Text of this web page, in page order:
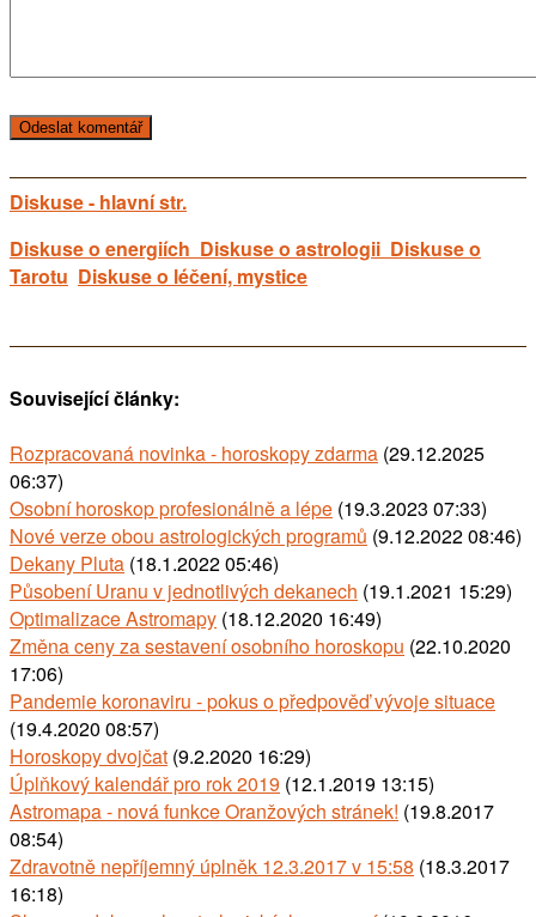
Diskuse - hlavní str.
Diskuse o energiích Diskuse o astrologii Diskuse o
Tarotu Diskuse o léčení, mystice
Související články:
Rozpracovaná novinka - horoskopy zdarma (29.12.2025
06:37)
Osobní horoskop profesionálně a lépe (19.3.2023 07:33)
Nové verze obou astrologických programů (9.12.2022 08:46)
Dekany Pluta (18.1.2022 05:46)
Působení Uranu v jednotlivých dekanech (19.1.2021 15:29)
Optimalizace Astromapy (18.12.2020 16:49)
Změna ceny za sestavení osobního horoskopu (22.10.2020
17:06)
Pandemie koronaviru - pokus o předpověď vývoje situace
(19.4.2020 08:57)
Horoskopy dvojčat (9.2.2020 16:29)
Úplňkový kalendář pro rok 2019 (12.1.2019 13:15)
Astromapa - nová funkce Oranžových stránek! (19.8.2017
08:54)
Zdravotně nepříjemný úplněk 12.3.2017 v 15:58 (18.3.2017
16:18)